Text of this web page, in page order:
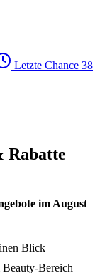
Letzte Chance 38
Rabatte
im August
Blick
Bereich